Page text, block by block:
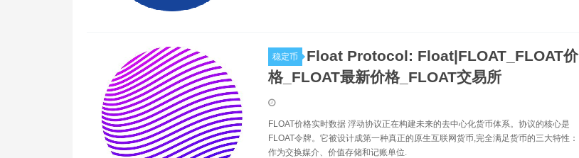
稳定币
Float Protocol: Float|FLOAT_FLOAT价
格_FLOAT最新价格_FLOAT交易所
FLOAT价格实时数据 浮动协议正在构建未来的去中心化货币体系。协议的核心是
FLOAT令牌。它被设计成第一种真正的原生互联网货币,完全满足货币的三大特性：
作为交换媒介、价值存储和记账单位.